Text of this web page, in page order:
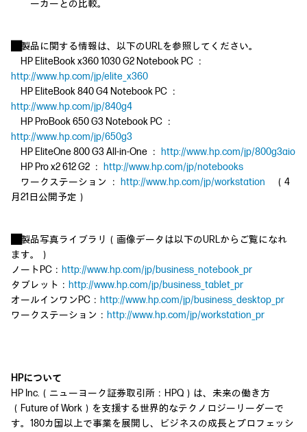
ーカーとの比較。
製品に関する情報は、以下のURLを参照してください。
HP EliteBook x360 1030 G2 Notebook PC ：
http://www.hp.com/jp/elite_x360
HP EliteBook 840 G4 Notebook PC ：
http://www.hp.com/jp/840g4
HP ProBook 650 G3 Notebook PC ：
http://www.hp.com/jp/650g3
HP EliteOne 800 G3 All-in-One ：
http://www.hp.com/jp/800g3aio
HP Pro x2 612 G2 ：
http://www.hp.com/jp/notebooks
ワークステーション ：
http://www.hp.com/jp/workstation （4
月21日公開予定）
製品写真ライブラリ（画像データは以下のURLからご覧になれ
ます。）
ノートPC： http://www.hp.com/jp/business_notebook_pr
タブレット： http://www.hp.com/jp/business_tablet_pr
オールインワンPC： http://www.hp.com/jp/business_desktop_pr
ワークステーション： http://www.hp.com/jp/workstation_pr
HPについて
HP Inc.（ニューヨーク証券取引所：HPQ）は、未来の働き方
（Future of Work）を支援する世界的なテクノロジーリーダーで
す。180カ国以上で事業を展開し、ビジネスの成長とプロフェッシ